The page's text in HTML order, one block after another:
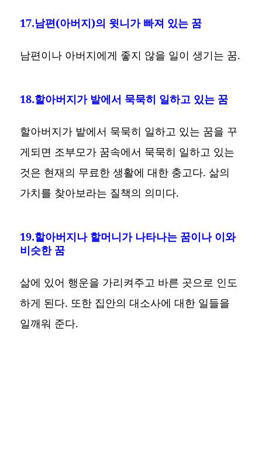
17.남편(아버지)의 윗니가 빠져 있는 꿈
남편이나 아버지에게 좋지 않을 일이 생기는 꿈.
18.할아버지가 밭에서 묵묵히 일하고 있는 꿈
할아버지가 밭에서 묵묵히 일하고 있는 꿈을 꾸
게되면 조부모가 꿈속에서 묵묵히 일하고 있는
것은 현재의 무료한 생활에 대한 충고다. 삶의
가치를 찾아보라는 질책의 의미다.
19.할아버지나 할머니가 나타나는 꿈이나 이와
비슷한 꿈
삶에 있어 행운을 가리켜주고 바른 곳으로 인도
하게 된다. 또한 집안의 대소사에 대한 일들을
일깨워 준다.